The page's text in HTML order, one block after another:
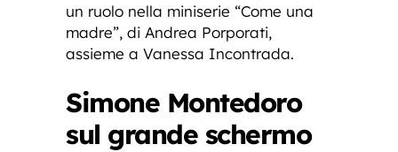
un ruolo nella miniserie “Come una
madre”, di Andrea Porporati,
assieme a Vanessa Incontrada.
Simone Montedoro
sul grande schermo